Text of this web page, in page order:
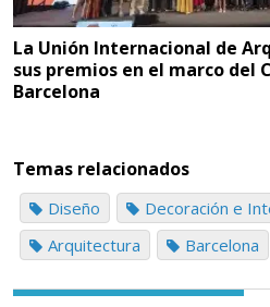
La Unión Internacional de
sus premios en el marco del
Barcelona
Temas relacionados
Diseño
Decoración e
Arquitectura
Barcelona